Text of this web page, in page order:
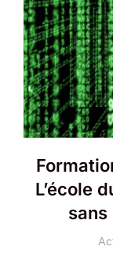
L’école
sans